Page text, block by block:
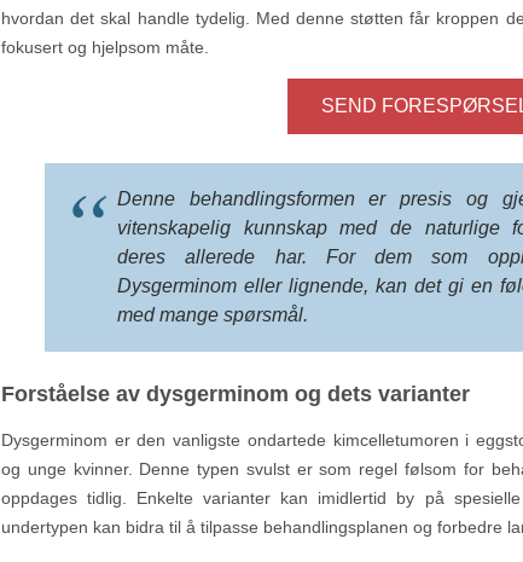
hvordan det skal handle tydelig. Med denne støtten får kroppen
fokusert og hjelpsom måte.
SEND
Denne behandlingsformen er presis og
vitenskapelig kunnskap med de naturlige
deres allerede har. For dem som
Dysgerminom eller lignende, kan det gi en
med mange spørsmål.
Forståelse av dysgerminom og dets varianter
Dysgerminom er den vanligste ondartede kimcelletumoren i
og unge kvinner. Denne typen svulst er som regel følsom for
oppdages tidlig. Enkelte varianter kan imidlertid by på
undertypen kan bidra til å tilpasse behandlingsplanen og forbedre